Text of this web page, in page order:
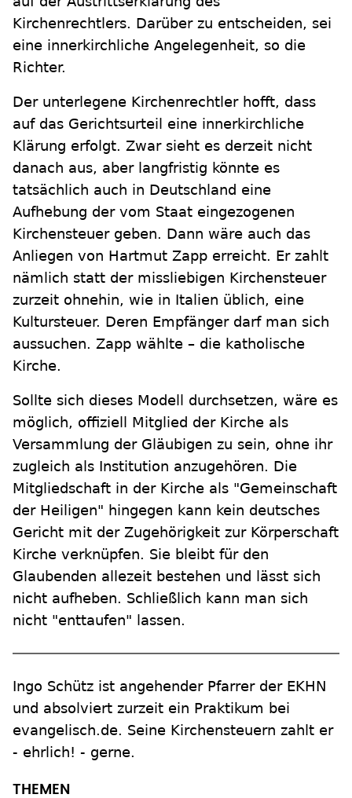
Kirchenrechtlers. Darüber zu entscheiden, sei
eine innerkirchliche Angelegenheit, so die
Richter.
Der unterlegene Kirchenrechtler hofft, dass
auf das Gerichtsurteil eine innerkirchliche
Klärung erfolgt. Zwar sieht es derzeit nicht
danach aus, aber langfristig könnte es
tatsächlich auch in Deutschland eine
Aufhebung der vom Staat eingezogenen
Kirchensteuer geben. Dann wäre auch das
Anliegen von Hartmut Zapp erreicht. Er zahlt
nämlich statt der missliebigen Kirchensteuer
zurzeit ohnehin, wie in Italien üblich, eine
Kultursteuer. Deren Empfänger darf man sich
aussuchen. Zapp wählte – die katholische
Kirche.
Sollte sich dieses Modell durchsetzen, wäre es
möglich, offiziell Mitglied der Kirche als
Versammlung der Gläubigen zu sein, ohne ihr
zugleich als Institution anzugehören. Die
Mitgliedschaft in der Kirche als "Gemeinschaft
der Heiligen" hingegen kann kein deutsches
Gericht mit der Zugehörigkeit zur Körperschaft
Kirche verknüpfen. Sie bleibt für den
Glaubenden allezeit bestehen und lässt sich
nicht aufheben. Schließlich kann man sich
nicht "enttaufen" lassen.
Ingo Schütz ist angehender Pfarrer der EKHN
und absolviert zurzeit ein Praktikum bei
evangelisch.de. Seine Kirchensteuern zahlt er
- ehrlich! - gerne.